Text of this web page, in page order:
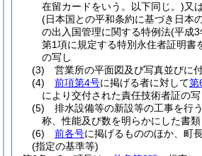
在留カードをいう。以下同じ。)又
(日本国との平和条約に基づき日本
の出入国管理に関する特例法(平成3
第1項に規定する特別永住者証明書
の写し
(3)
営業所の平面図及び写真並びに
(4)
前項第4号に掲げる者に対して第
により交付された責任技術者証の写
(5)
排水設備等の新設等の工事を行
称、性能及び数を明らかにした書類
(6)
前各号に掲げるもののほか、町
(指定の基準等)